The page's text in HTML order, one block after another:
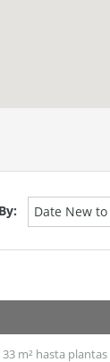
Date New
33 m² hasta